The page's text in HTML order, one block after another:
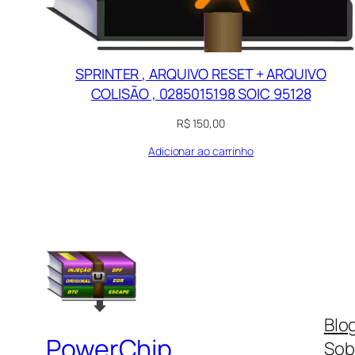
SPRINTER , ARQUIVO RESET + ARQUIVO
COLISÃO , 0285015198 SOIC 95128
R$150,00
Adicionar ao carrinho